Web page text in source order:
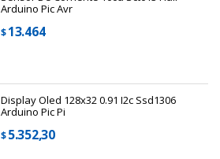
Arduino Pic Avr
$13.464
Display Oled 128x32 0.91 I2c Ssd1306
Arduino Pic Pi
$5.352,30